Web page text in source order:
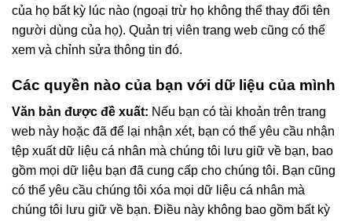
của họ bất kỳ lúc nào (ngoại trừ họ không thể thay đổi tên
người dùng của họ). Quản trị viên trang web cũng có thể
xem và chỉnh sửa thông tin đó.
Các quyền nào của bạn với dữ liệu của mình
Văn bản được đề xuất: Nếu bạn có tài khoản trên trang
web này hoặc đã để lại nhận xét, bạn có thể yêu cầu nhận
tệp xuất dữ liệu cá nhân mà chúng tôi lưu giữ về bạn, bao
gồm mọi dữ liệu bạn đã cung cấp cho chúng tôi. Bạn cũng
có thể yêu cầu chúng tôi xóa mọi dữ liệu cá nhân mà
chúng tôi lưu giữ về bạn. Điều này không bao gồm bất kỳ